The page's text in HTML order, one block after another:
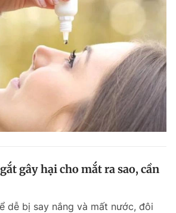
Tin 360
Magazine
Bạn cần biết
Liên hệ quảng cáo
gây hại cho mắt ra sao, cần
dễ bị say nắng và mất nước, đôi